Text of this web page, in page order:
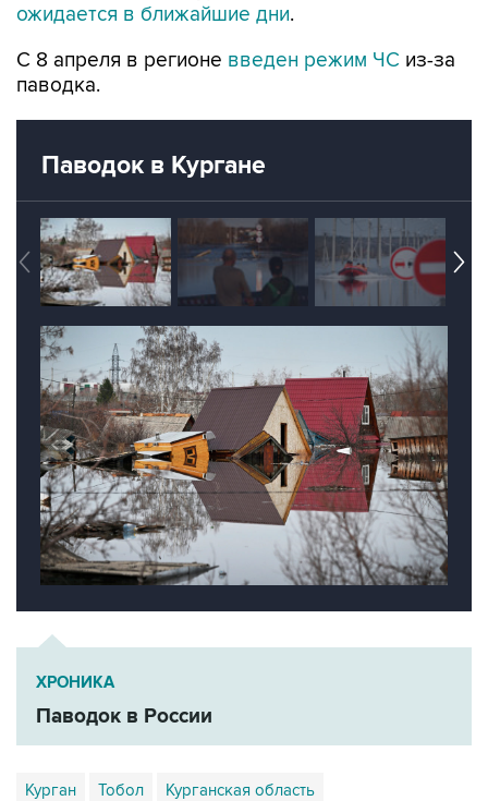
ожидается в ближайшие дни.
С 8 апреля в регионе введен режим ЧС из-за
паводка.
Паводок в Кургане
ХРОНИКА
Паводок в России
Курган Тобол Курганская область